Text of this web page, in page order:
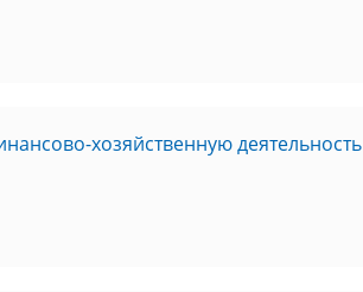
хозяйственную деятельность